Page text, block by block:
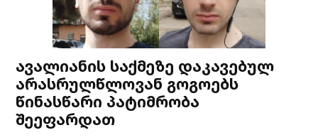
ავალიანის საქმეზე დაკავებულ
არასრულწლოვან გოგოებს
წინასწარი პატიმრობა
შეეფარდათ